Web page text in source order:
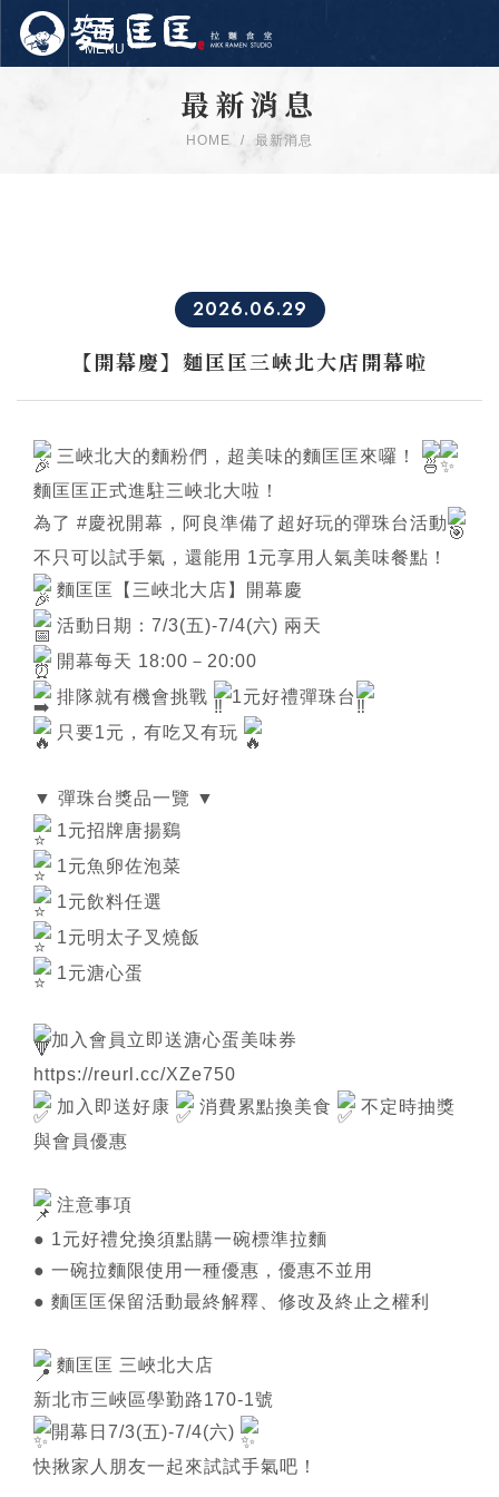
最新消息
HOME 最新消息
2026.06.29
【開幕慶】麵匡匡三峽北大店開幕啦
三峽北大的麵粉們，超美味的麵匡匡來囉！
麵匡匡正式進駐三峽北大啦！
為了 #慶祝開幕 ，阿良準備了超好玩的彈珠台活動
不只可以試手氣，還能用 1元享用人氣美味餐點！
麵匡匡【三峽北大店】開幕慶
活動日期：7/3(五)-7/4(六) 兩天
開幕每天 18:00－20:00
排隊就有機會挑戰
1元好禮彈珠台
只要1元，有吃又有玩
▼ 彈珠台獎品一覽 ▼
1元招牌唐揚鷄
1元魚卵佐泡菜
1元飲料任選
1元明太子叉燒飯
1元溏心蛋
加入會員立即送溏心蛋美味券
https://reurl.cc/XZe750
加入即送好康
消費累點換美食
不定時抽獎
與會員優惠
注意事項
● 1元好禮兌換須點購一碗標準拉麵
● 一碗拉麵限使用一種優惠，優惠不並用
● 麵匡匡保留活動最終解釋、修改及終止之權利
麵匡匡 三峽北大店
新北市三峽區學勤路170-1號
開幕日7/3(五)-7/4(六)
快揪家人朋友一起來試試手氣吧！
餐點搜尋
會員專區
免責聲明
使用條款
隱私權保護政策